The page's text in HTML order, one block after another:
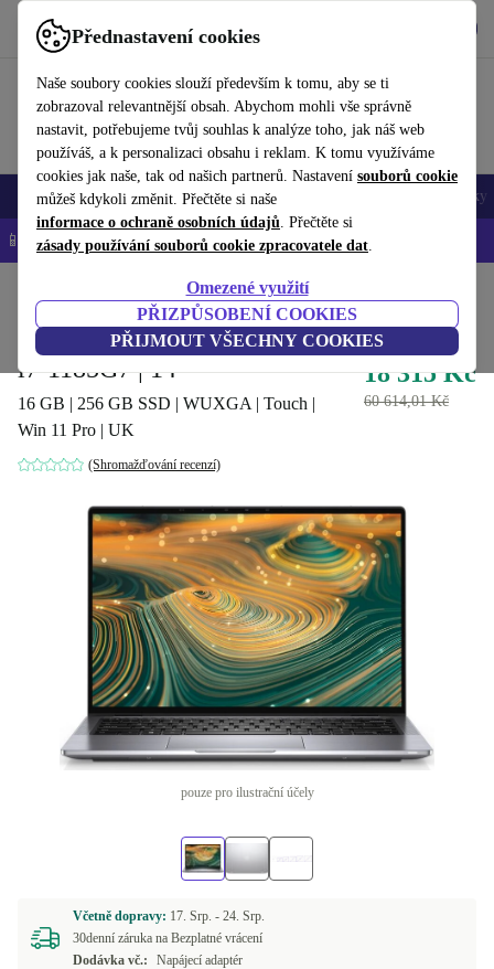
Přednastavení cookies
Naše soubory cookies slouží především k tomu, aby se ti
zobrazoval relevantnější obsah. Abychom mohli vše správně
nastavit, potřebujeme tvůj souhlas k analýze toho, jak náš web
používáš, a k personalizaci obsahu i reklam. K tomu využíváme
cookies jak naše, tak od našich partnerů. Nastavení souborů cookie
můžeš kdykoli změnit. Přečtěte si naše
informace o ochraně osobních údajů. Přečtěte si
zásady používání souborů cookie zpracovatele dat.
Omezené využití
PŘIZPŮSOBENÍ COOKIES
PŘIJMOUT VŠECHNY COOKIES
Používejte refurbed rychle a snadno
Mobily a smartphony Notebooky Tablety Doplňky
📱 -5 % NAVÍC na všechny iPhony – kód: IPHONEDEAL-
Notebooky Notebooky Dell
Dell Latitude 14 9420 2-in-1 |
i7-1185G7 | 14"
16 GB | 256 GB SSD | WUXGA | Touch |
Win 11 Pro | UK
(Shromažďování recenzí)
18 315 Kč
60 614,01 Kč
pouze pro ilustrační účely
Včetně dopravy: 17. Srp. - 24. Srp.
30denní záruka na Bezplatné vrácení
Dodávka vč.:
Napájecí adaptér